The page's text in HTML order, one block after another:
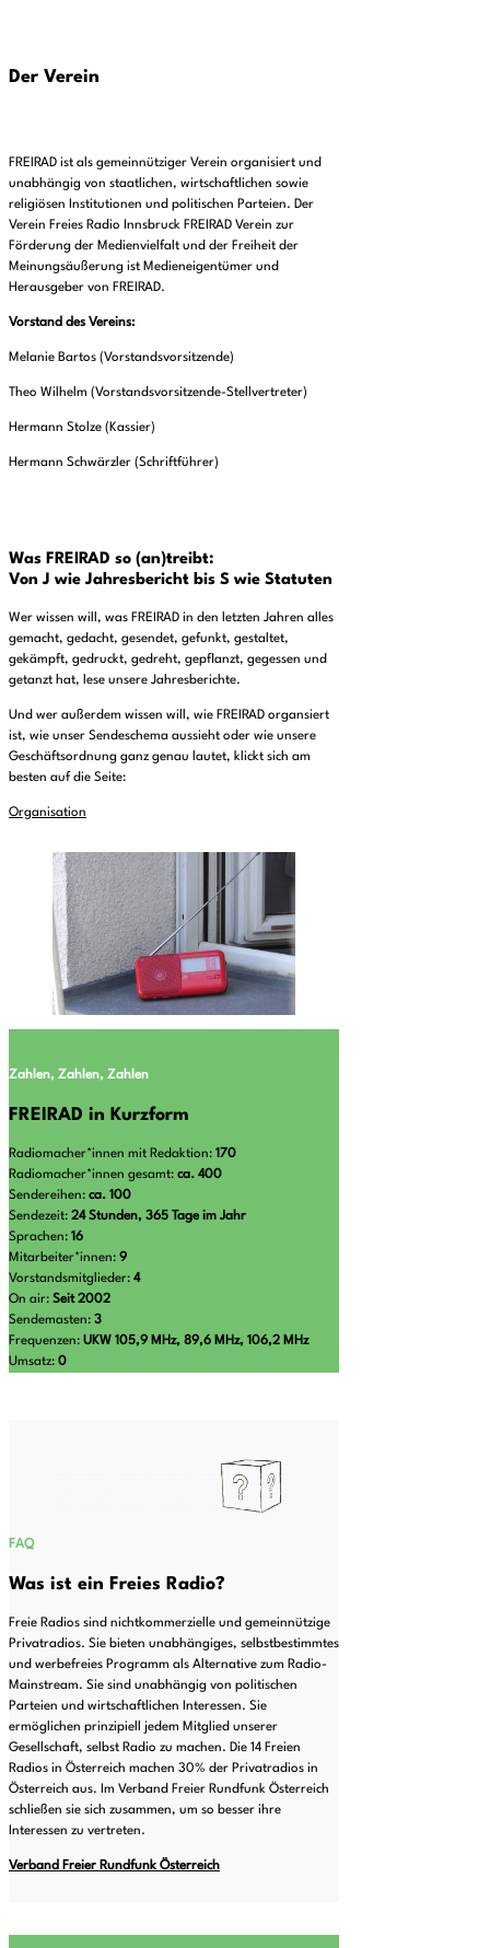
Der Verein
FREIRAD ist als gemeinnütziger Verein organisiert und
unabhängig von staatlichen, wirtschaftlichen sowie
religiösen Institutionen und politischen Parteien. Der
Verein Freies Radio Innsbruck FREIRAD Verein zur
Förderung der Medienvielfalt und der Freiheit der
Meinungsäußerung ist Medieneigentümer und
Herausgeber von FREIRAD.
Vorstand des Vereins:
Melanie Bartos (Vorstandsvorsitzende)
Theo Wilhelm (Vorstandsvorsitzende-Stellvertreter)
Hermann Stolze (Kassier)
Hermann Schwärzler (Schriftführer)
Was FREIRAD so (an)treibt:
Von J wie Jahresbericht bis S wie Statuten
Wer wissen will, was FREIRAD in den letzten Jahren alles
gemacht, gedacht, gesendet, gefunkt, gestaltet,
gekämpft, gedruckt, gedreht, gepflanzt, gegessen und
getanzt hat, lese unsere Jahresberichte.
Und wer außerdem wissen will, wie FREIRAD organsiert
ist, wie unser Sendeschema aussieht oder wie unsere
Geschäftsordnung ganz genau lautet, klickt sich am
besten auf die Seite:
Organisation
Zahlen, Zahlen, Zahlen
FREIRAD in Kurzform
Radiomacher*innen mit Redaktion: 170
Radiomacher*innen gesamt: ca. 400
Sendereihen: ca. 100
Sendezeit: 24 Stunden, 365 Tage im Jahr
Sprachen: 16
Mitarbeiter*innen: 9
Vorstandsmitglieder: 4
On air: Seit 2002
Sendemasten: 3
Frequenzen: UKW 105,9 MHz, 89,6 MHz, 106,2 MHz
Umsatz: 0
FAQ
Was ist ein Freies Radio?
Freie Radios sind nichtkommerzielle und gemeinnützige
Privatradios. Sie bieten unabhängiges, selbstbestimmtes
und werbefreies Programm als Alternative zum Radio-
Mainstream. Sie sind unabhängig von politischen
Parteien und wirtschaftlichen Interessen. Sie
ermöglichen prinzipiell jedem Mitglied unserer
Gesellschaft, selbst Radio zu machen. Die 14 Freien
Radios in Österreich machen 30% der Privatradios in
Österreich aus. Im Verband Freier Rundfunk Österreich
schließen sie sich zusammen, um so besser ihre
Interessen zu vertreten.
Verband Freier Rundfunk Österreich